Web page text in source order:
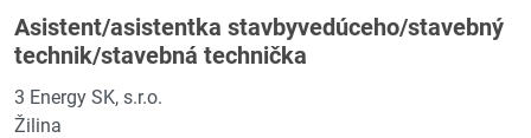
Asistent/asistentka stavbyvedúceho/stavebný
technik/stavebná technička
3 Energy SK, s.r.o.
Žilina